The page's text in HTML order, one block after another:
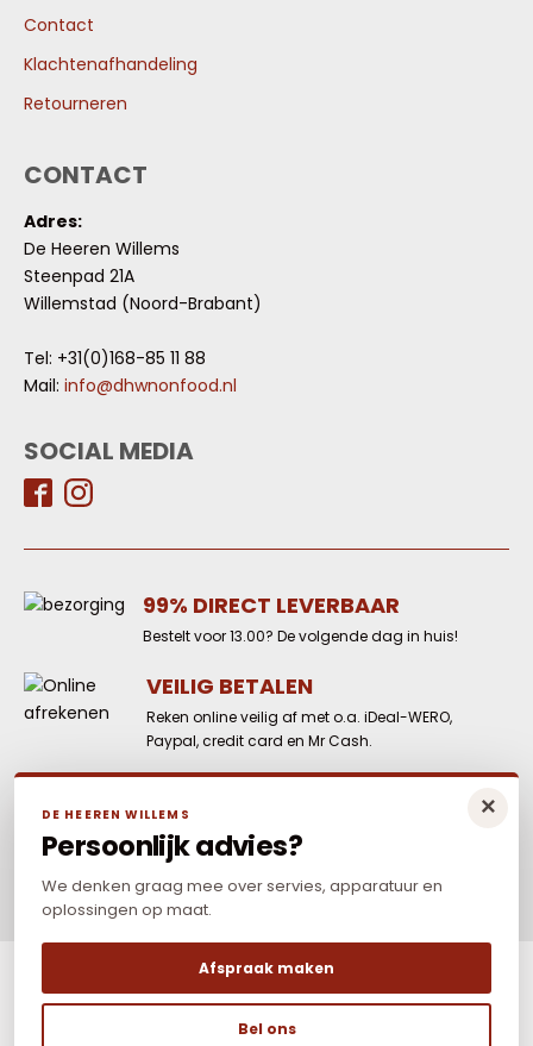
Contact
Klachtenafhandeling
Retourneren
CONTACT
Adres:
De Heeren Willems
Steenpad 21A
Willemstad (Noord-Brabant)
Tel: +31(0)168-85 11 88
Mail: info@dhwnonfood.nl
SOCIAL MEDIA
99% DIRECT LEVERBAAR
Bestelt voor 13.00? De volgende dag in huis!
VEILIG BETALEN
Reken online veilig af met o.a. iDeal-WERO,
Paypal, credit card en Mr Cash.
Elders goedkoper? Neem dan contact met
ons op.
×
DE HEEREN WILLEMS
Persoonlijk advies?
We denken graag mee over servies, apparatuur en
oplossingen op maat.
Afspraak maken
Bel ons